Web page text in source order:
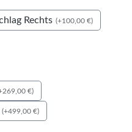
Rechts (+100,00 €)
€)
(+499,00 €)